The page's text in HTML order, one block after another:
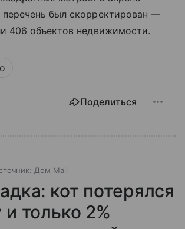
перечень был скорректирован —
406 объектов недвижимости.
Поделиться
Дом Mail
кот потерялся
только 2%